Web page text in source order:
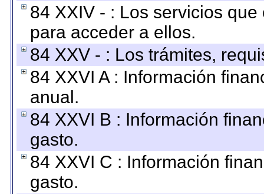
84 XXIV - : Los servicios
para acceder a ellos.
84 XXV - : Los trámites,
84 XXVI A : Información
anual.
84 XXVI B : Información
gasto.
84 XXVI C : Información
gasto.